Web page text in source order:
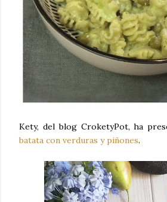
Kety, del blog CroketyPot, ha
batata con verduras y piñones.